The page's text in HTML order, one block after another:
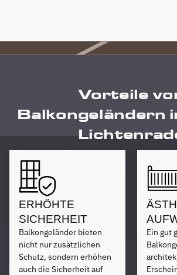
Vorteile
Balkongeländern
ERHÖHTE
SICHERHEIT
Balkongeländer bieten
nicht nur zusätzlichen
Schutz, sondern erhöhen
auch die Sicherheit auf
Ein gut